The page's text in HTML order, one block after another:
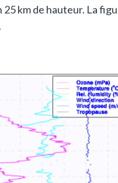
km de hauteur. La